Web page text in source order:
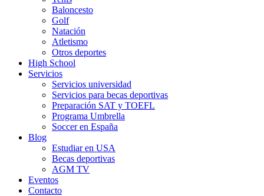
Baloncesto
Golf
Natación
Atletismo
Otros deportes
High School
Servicios
Servicios universidad
Servicios para becas deportivas
Preparación SAT y TOEFL
Programa Umbrella
Soccer en España
Blog
Estudiar en USA
Becas deportivas
AGM TV
Eventos
Contacto